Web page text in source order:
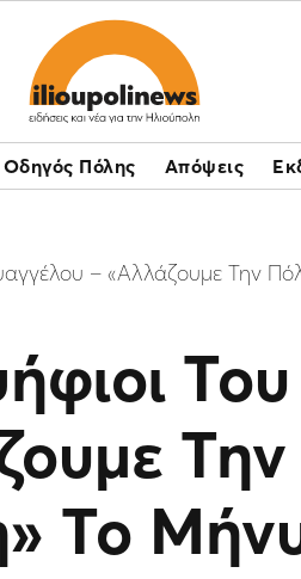
Οδηγός Πόλης Απόψεις
– «Αλλάζουμε Την
Το